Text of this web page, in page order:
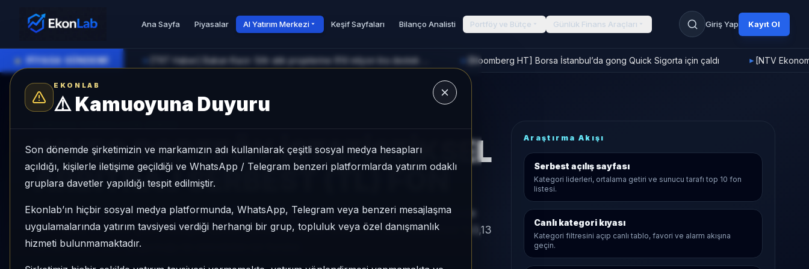
Ana Sayfa Piyasalar AI Yatırım Merkezi Keşif Sayfaları Bilanço Analisti Portföy ve Bütçe Günlük Finans Araçları Giriş Yap Kayıt Ol
EKONLAB
⚠️Kamuoyuna Duyuru
Son dönemde şirketimizin ve markamızın adı kullanılarak çeşitli sosyal medya hesapları
açıldığı, kişilerle iletişime geçildiği ve WhatsApp / Telegram benzeri platformlarda yatırım odaklı
gruplara davetler yapıldığı tespit edilmiştir.
Ekonlab’ın hiçbir sosyal medya platformunda, WhatsApp, Telegram veya benzeri mesajlaşma
uygulamalarında yatırım tavsiyesi verdiği herhangi bir grup, topluluk veya özel danışmanlık
hizmeti bulunmamaktadır.
● PİYASA GÜNDEMİ [Bloomberg HT] Borsa İstanbul’da gong Quick Sigorta için çaldı ► [NTV
AI Fon Radar/ Serbest
INVEO PORTFÖY İSTATİSTİKSEL
ARBİTRAJ SERBEST (TL) FON
INVEO PORTFÖY İSTATİSTİKSEL ARBİTRAJ SERBEST (TL) FON, Serbest kategorisinde
son 1 ayda +%3,55 getiri, kategori içinde momentum sırası 164/932, 1 aylık volatilitesi %0,13
ve Aktif KAP KAP yoğunluğu ile izlenebilen bir fondur.
Araştırma Akışı
Serbest açılış sayfası
Kategori liderleri, ortalama getiri ve sunucu tarafı top 10 fon
listesi.
Canlı kategori kıyası
Kategori filtresini açıp canlı tablo, favori ve alarm akışına
geçin.